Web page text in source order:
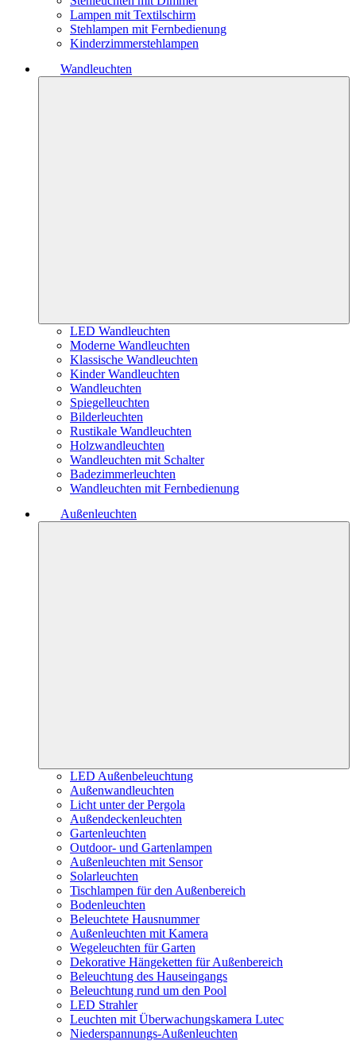
Lampen mit Textilschirm
Stehlampen mit Fernbedienung
Kinderzimmerstehlampen
Wandleuchten
LED Wandleuchten
Moderne Wandleuchten
Klassische Wandleuchten
Kinder Wandleuchten
Wandleuchten
Spiegelleuchten
Bilderleuchten
Rustikale Wandleuchten
Holzwandleuchten
Wandleuchten mit Schalter
Badezimmerleuchten
Wandleuchten mit Fernbedienung
Außenleuchten
LED Außenbeleuchtung
Außenwandleuchten
Licht unter der Pergola
Außendeckenleuchten
Gartenleuchten
Outdoor- und Gartenlampen
Außenleuchten mit Sensor
Solarleuchten
Tischlampen für den Außenbereich
Bodenleuchten
Beleuchtete Hausnummer
Außenleuchten mit Kamera
Wegeleuchten für Garten
Dekorative Hängeketten für Außenbereich
Beleuchtung des Hauseingangs
Beleuchtung rund um den Pool
LED Strahler
Leuchten mit Überwachungskamera Lutec
Niederspannungs-Außenleuchten